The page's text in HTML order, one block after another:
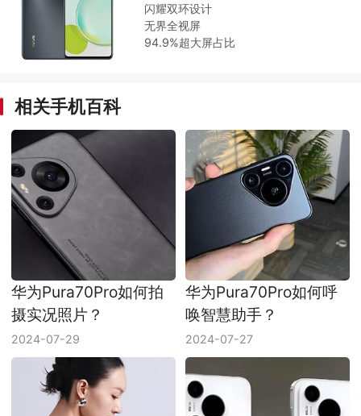
闪耀双环设计
无界全视屏
94.9%超大屏占比
相关手机百科
华为Pura70Pro如何拍
摄实况照片？
2024-07-29
华为Pura70Pro如何呼
唤智慧助手？
2024-07-27